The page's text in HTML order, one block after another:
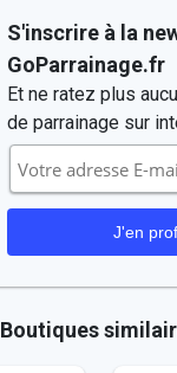
S'inscrire à la
GoParrainage.fr
Et ne ratez plus
de parrainage sur
Boutiques